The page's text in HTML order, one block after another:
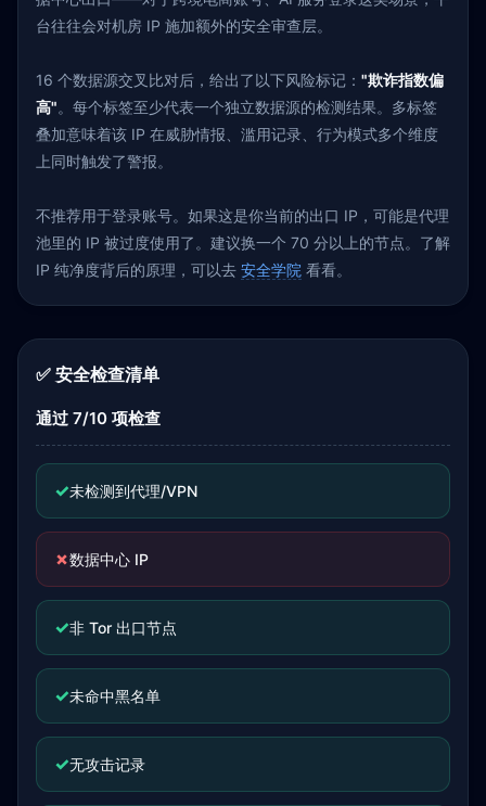
台往往会对机房 IP 施加额外的安全审查层。
16 个数据源交叉比对后，给出了以下风险标记： "欺诈指数偏
高"。每个标签至少代表一个独立数据源的检测结果。多标签
叠加意味着该 IP 在威胁情报、滥用记录、行为模式多个维度
上同时触发了警报。
不推荐用于登录账号。如果这是你当前的出口 IP，可能是代理
池里的 IP 被过度使用了。建议换一个 70 分以上的节点。了解
IP 纯净度背后的原理，可以去 安全学院 看看。
✅ 安全检查清单
通过 7/10 项检查
✓未检测到代理/VPN
✗数据中心 IP
✓非 Tor 出口节点
✓未命中黑名单
✓无攻击记录